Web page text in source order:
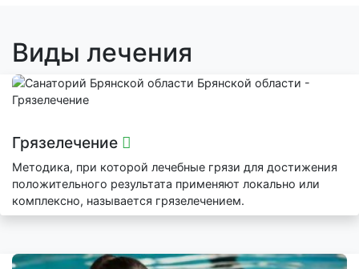
Виды лечения
Грязелечение
Методика, при которой лечебные грязи для достижения
положительного результата применяют локально или
комплексно, называется грязелечением.